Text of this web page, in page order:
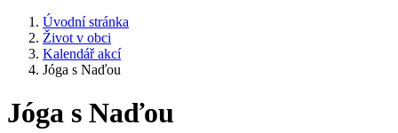
Úvodní stránka
Život v obci
Kalendář akcí
Jóga s Naďou
Jóga s Naďou